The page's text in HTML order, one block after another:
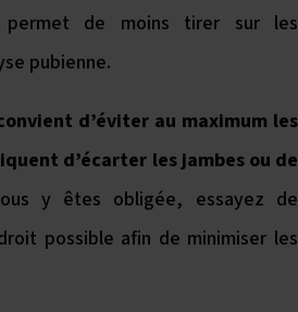
permet de moins tirer sur les
pubienne.
d’éviter au maximum les
d’écarter les jambes ou de
y êtes obligée, essayez de
possible afin de minimiser les